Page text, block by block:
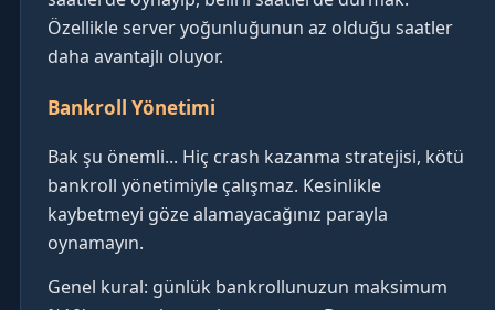
Özellikle server yoğunluğunun az olduğu saatler
daha avantajlı oluyor.
Bankroll Yönetimi
Bak şu önemli... Hiç crash kazanma stratejisi, kötü
bankroll yönetimiyle çalışmaz. Kesinlikle
kaybetmeyi göze alamayacağınız parayla
oynamayın.
Genel kural: günlük bankrollunuzun maksimum